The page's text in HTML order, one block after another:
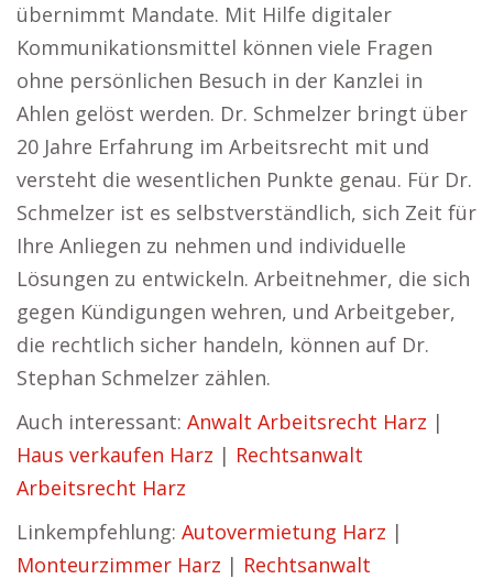
übernimmt Mandate. Mit Hilfe digitaler
Kommunikationsmittel können viele Fragen
ohne persönlichen Besuch in der Kanzlei in
Ahlen gelöst werden. Dr. Schmelzer bringt über
20 Jahre Erfahrung im Arbeitsrecht mit und
versteht die wesentlichen Punkte genau. Für Dr.
Schmelzer ist es selbstverständlich, sich Zeit für
Ihre Anliegen zu nehmen und individuelle
Lösungen zu entwickeln. Arbeitnehmer, die sich
gegen Kündigungen wehren, und Arbeitgeber,
die rechtlich sicher handeln, können auf Dr.
Stephan Schmelzer zählen.
Auch interessant: Anwalt Arbeitsrecht Harz |
Haus verkaufen Harz | Rechtsanwalt
Arbeitsrecht Harz
Linkempfehlung: Autovermietung Harz |
Monteurzimmer Harz | Rechtsanwalt